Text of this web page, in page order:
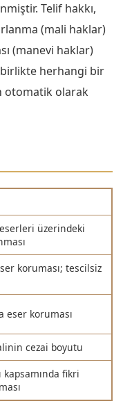
Telif hakkı,
(mali haklar)
(manevi haklar)
birlikte herhangi bir
otomatik olarak
üzerindeki
koruması; tescilsiz
eser koruması
cezai boyutu
kapsamında fikri